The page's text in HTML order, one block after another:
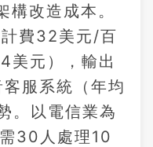
改造成本。
費32美元/百
美元），輸出
服系統（年均
。以電信業為
30人處理10